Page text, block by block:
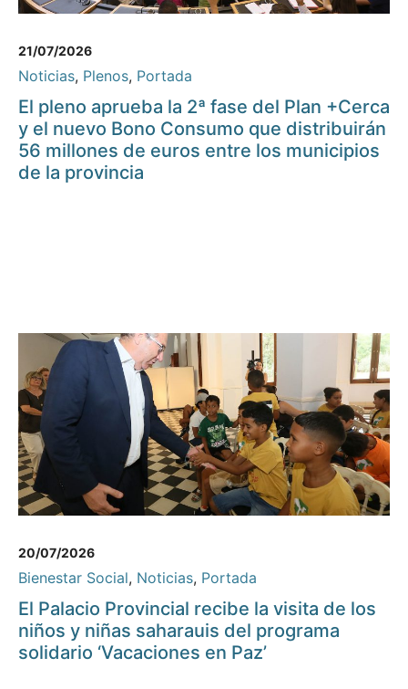
21/07/2026
Noticias, Plenos, Portada
El pleno aprueba la 2ª fase del Plan +Cerca
y el nuevo Bono Consumo que distribuirán
56 millones de euros entre los municipios
de la provincia
20/07/2026
Bienestar Social, Noticias, Portada
El Palacio Provincial recibe la visita de los
niños y niñas saharauis del programa
solidario ‘Vacaciones en Paz’